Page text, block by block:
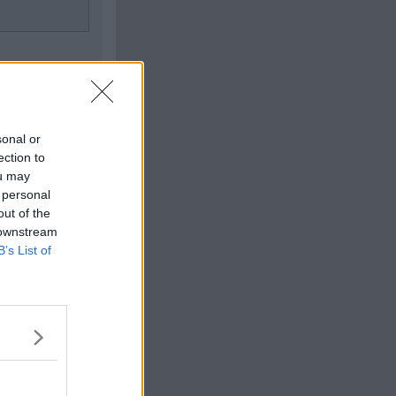
or
to
may
of the
List of
#6